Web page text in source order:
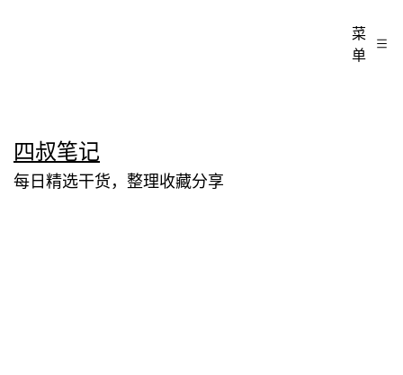
至
内
四叔笔记
每日精选干货，整理收藏分享
菜
单